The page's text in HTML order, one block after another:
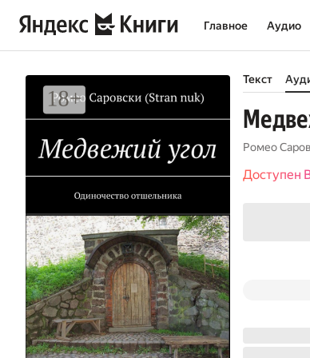
Главное Аудио
Текст
Ромео
Доступен